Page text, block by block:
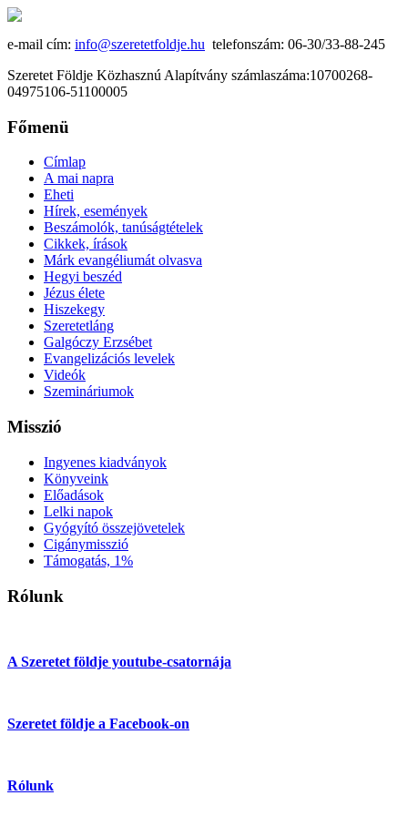
e-mail cím: info@szeretetfoldje.hu telefonszám: 06-30/33-88-245
Szeretet Földje Közhasznú Alapítvány számlaszáma:10700268-
04975106-51100005
Főmenü
Címlap
A mai napra
Eheti
Hírek, események
Beszámolók, tanúságtételek
Cikkek, írások
Márk evangéliumát olvasva
Hegyi beszéd
Jézus élete
Hiszekegy
Szeretetláng
Galgóczy Erzsébet
Evangelizációs levelek
Videók
Szemináriumok
Misszió
Ingyenes kiadványok
Könyveink
Előadások
Lelki napok
Gyógyító összejövetelek
Cigánymisszió
Támogatás, 1%
Rólunk
A Szeretet földje youtube-csatornája
Szeretet földje a Facebook-on
Rólunk